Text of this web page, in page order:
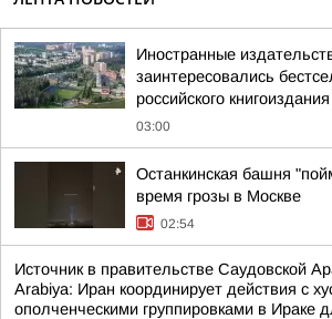
Иностранные
заинтересовались
российского книгоиздания
03:00
Останкинская башня
время грозы в Москве
02:54
Источник в правительстве Саудовской
Arabiya: Иран координирует действия с
ополченческими группировками в Ираке